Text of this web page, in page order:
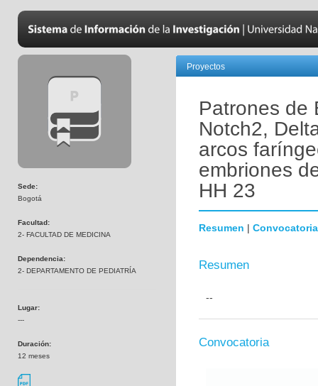
Sede:
Bogotá
Facultad:
2- FACULTAD DE MEDICINA
Dependencia:
2- DEPARTAMENTO DE PEDIATRÍA
Lugar:
---
Duración:
12 meses
Proyectos
Patrones de
Notch2,
arcos
embriones
HH 23
Resumen | Convocatoria
Resumen
--
Convocatoria